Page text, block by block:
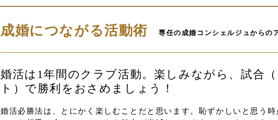
成婚につながる活動術 専任の成婚コンシェルジュからの
婚活は1年間のクラブ活動。楽しみながら、試合
ト）で勝利をおさめましょう！
婚活必勝法は、とにかく楽しむことだと思います。恥ずかしいと思う